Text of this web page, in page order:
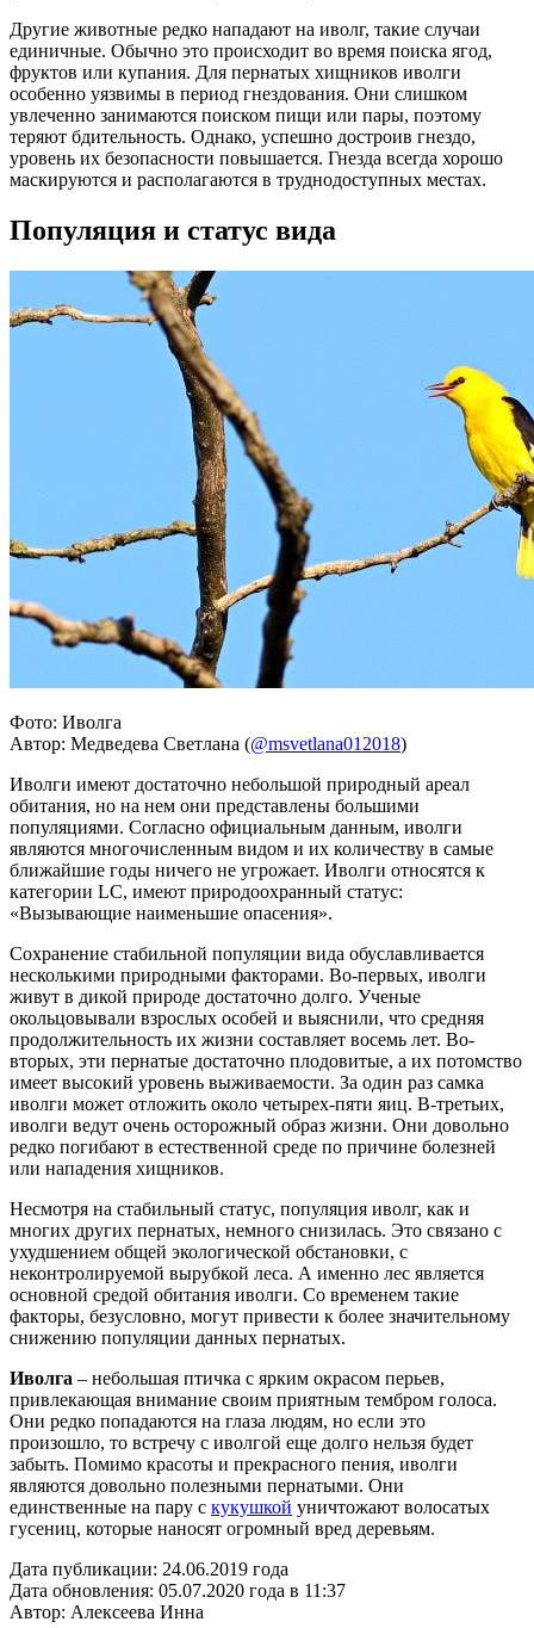
Другие животные редко нападают на иволг, такие случаи
единичные. Обычно это происходит во время поиска ягод,
фруктов или купания. Для пернатых хищников иволги
особенно уязвимы в период гнездования. Они слишком
увлеченно занимаются поиском пищи или пары, поэтому
теряют бдительность. Однако, успешно достроив гнездо,
уровень их безопасности повышается. Гнезда всегда хорошо
маскируются и располагаются в труднодоступных местах.
Популяция и статус вида
Фото: Иволга
Автор: Медведева Светлана (@msvetlana012018)
Иволги имеют достаточно небольшой природный ареал
обитания, но на нем они представлены большими
популяциями. Согласно официальным данным, иволги
являются многочисленным видом и их количеству в самые
ближайшие годы ничего не угрожает. Иволги относятся к
категории LC, имеют природоохранный статус:
«Вызывающие наименьшие опасения».
Сохранение стабильной популяции вида обуславливается
несколькими природными факторами. Во-первых, иволги
живут в дикой природе достаточно долго. Ученые
окольцовывали взрослых особей и выяснили, что средняя
продолжительность их жизни составляет восемь лет. Во-
вторых, эти пернатые достаточно плодовитые, а их потомство
имеет высокий уровень выживаемости. За один раз самка
иволги может отложить около четырех-пяти яиц. В-третьих,
иволги ведут очень осторожный образ жизни. Они довольно
редко погибают в естественной среде по причине болезней
или нападения хищников.
Несмотря на стабильный статус, популяция иволг, как и
многих других пернатых, немного снизилась. Это связано с
ухудшением общей экологической обстановки, с
неконтролируемой вырубкой леса. А именно лес является
основной средой обитания иволги. Со временем такие
факторы, безусловно, могут привести к более значительному
снижению популяции данных пернатых.
Иволга – небольшая птичка с ярким окрасом перьев,
привлекающая внимание своим приятным тембром голоса.
Они редко попадаются на глаза людям, но если это
произошло, то встречу с иволгой еще долго нельзя будет
забыть. Помимо красоты и прекрасного пения, иволги
являются довольно полезными пернатыми. Они
единственные на пару с кукушкой уничтожают волосатых
гусениц, которые наносят огромный вред деревьям.
Дата публикации: 24.06.2019 года
Дата обновления: 05.07.2020 года в 11:37
Автор: Алексеева Инна